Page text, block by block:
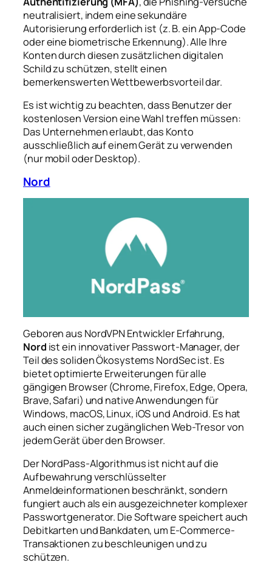
neutralisiert, indem eine sekundäre
Autorisierung erforderlich ist (z. B. ein App-Code
oder eine biometrische Erkennung). Alle Ihre
Konten durch diesen zusätzlichen digitalen
Schild zu schützen, stellt einen
bemerkenswerten Wettbewerbsvorteil dar.
Es ist wichtig zu beachten, dass Benutzer der
kostenlosen Version eine Wahl treffen müssen:
Das Unternehmen erlaubt, das Konto
ausschließlich auf einem Gerät zu verwenden
(nur mobil oder Desktop).
Nord
Geboren aus NordVPN Entwickler Erfahrung,
Nord ist ein innovativer Passwort-Manager, der
Teil des soliden Ökosystems NordSec ist. Es
bietet optimierte Erweiterungen für alle
gängigen Browser (Chrome, Firefox, Edge, Opera,
Brave, Safari) und native Anwendungen für
Windows, macOS, Linux, iOS und Android. Es hat
auch einen sicher zugänglichen Web-Tresor von
jedem Gerät über den Browser.
Der NordPass-Algorithmus ist nicht auf die
Aufbewahrung verschlüsselter
Anmeldeinformationen beschränkt, sondern
fungiert auch als ein ausgezeichneter komplexer
Passwortgenerator. Die Software speichert auch
Debitkarten und Bankdaten, um E-Commerce-
Transaktionen zu beschleunigen und zu
schützen.